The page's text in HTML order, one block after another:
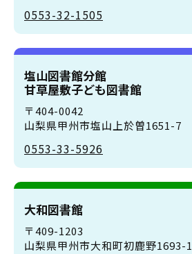
0553-32-1505
塩山図書館分館
甘草屋敷子ども図書館
〒404-0042
山梨県甲州市塩山上於曽1651-7
0553-33-5926
大和図書館
〒409-1203
山梨県甲州市大和町初鹿野1693-1